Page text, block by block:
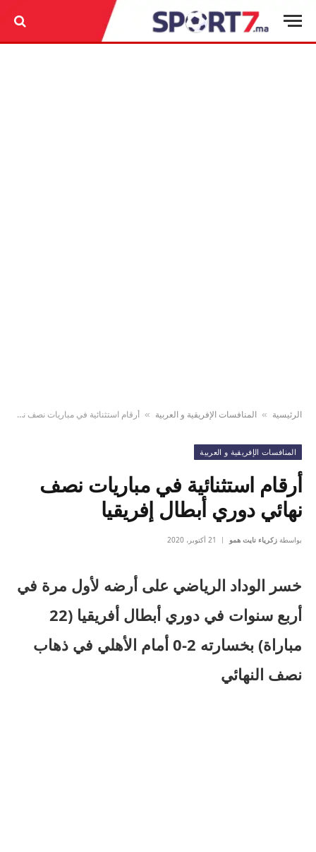
الرئيسية » المنافسات الإفريقية و العربية » أرقام استثنائية في مباريات نصف نهائي دوري أبطال إفريقيا
المنافسات الإفريقية و العربية
أرقام استثنائية في مباريات نصف
نهائي دوري أبطال إفريقيا
بواسطة زكرياء نايت همو 21 أكتوبر، 2020
خسر الوداد الرياضي على أرضه لأول مرة في
أربع سنوات في دوري أبطال أفريقيا (22
مباراة) بخسارته 2-0 أمام الأهلي في ذهاب
نصف النهائي